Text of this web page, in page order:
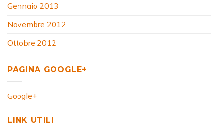
Gennaio 2013
Novembre 2012
Ottobre 2012
PAGINA GOOGLE+
Google+
LINK UTILI